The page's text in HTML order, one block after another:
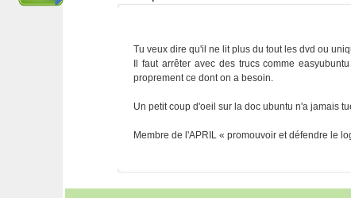
Tu veux dire qu'il ne lit plus du tout les dvd ou
Il faut arrêter avec des trucs comme
proprement ce dont on a besoin.
Un petit coup d'oeil sur la doc ubuntu n'a jamais
Membre de l'APRIL « promouvoir et défendre le